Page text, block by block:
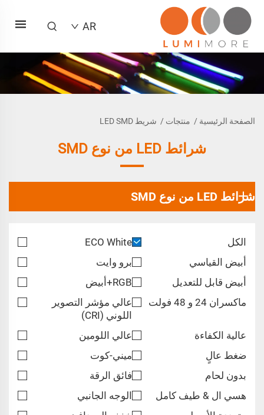
AR
الصفحة الرئيسية/ منتجات/ شريط LED SMD
شرائط LED من نوع SMD
شرائط LED من نوع SMD
الكل
ECO White
أبيض القياسي
برو وايت
أبيض قابل للتعديل
RGB+أبيض
ماكسران 24 و 48 فولت
عالي مؤشر التصوير
اللوني (CRI)
عالية الكفاءة
عالي اللومين
ضغط عالٍ
ميني-كوت
بدون لحام
فائق الرقة
هسي ال & طيف كامل
الوجه الجانبي